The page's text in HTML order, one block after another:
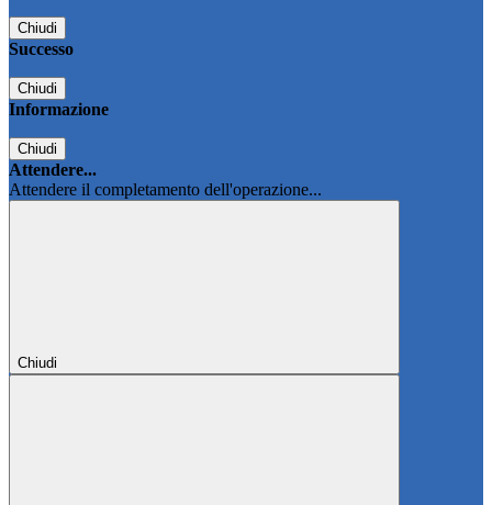
Chiudi
Successo
Chiudi
Informazione
Chiudi
Attendere...
Attendere il completamento dell'operazione...
Chiudi